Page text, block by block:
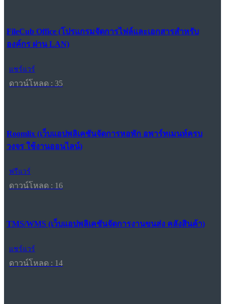
FileCub Office (โปรแกรมจัดการไฟล์และเอกสารสำหรับ
องค์กร ผ่าน LAN)
แชร์แวร์
ดาวน์โหลด : 35
Roomlix (เว็บแอปพลิเคชันจัดการหอพัก อพาร์ทเมนท์ครบ
วงจร ใช้งานออนไลน์)
ฟรีแวร์
ดาวน์โหลด : 16
TMS/WMS (เว็บแอปพลิเคชันจัดการงานขนส่ง คลังสินค้า)
แชร์แวร์
ดาวน์โหลด : 14